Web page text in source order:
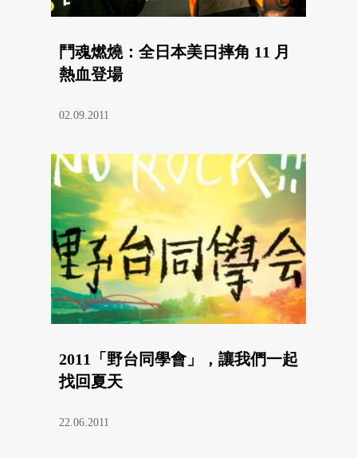
鬥魂燃燒：全日本美日摔角 11 月
熱血登場
02.09.2011
2011「野台同學會」，讓我們一起
找回夏天
22.06.2011